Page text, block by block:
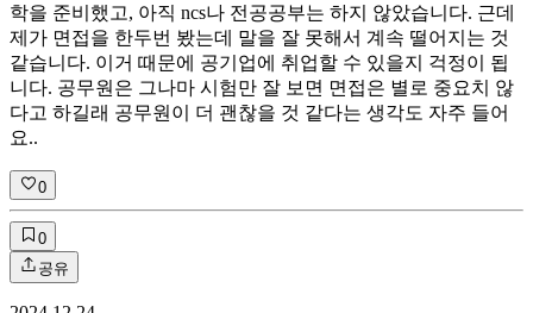
학을 준비했고, 아직 ncs나 전공공부는 하지 않았습니다. 근데
제가 면접을 한두번 봤는데 말을 잘 못해서 계속 떨어지는 것
같습니다. 이거 때문에 공기업에 취업할 수 있을지 걱정이 됩
니다. 공무원은 그나마 시험만 잘 보면 면접은 별로 중요치 않
다고 하길래 공무원이 더 괜찮을 것 같다는 생각도 자주 들어
요..
0
0
공유